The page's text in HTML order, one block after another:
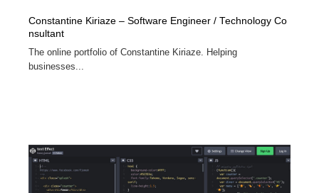
Constantine Kiriaze – Software Engineer / Technology Co
nsultant
The online portfolio of Constantine Kiriaze. Helping
businesses...